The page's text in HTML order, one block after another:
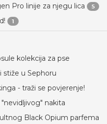
Pro linije za njegu lica 5
1
kolekcija za pse
stiže u Sephoru
- traži se povjerenje!
nakita
Black Opium parfema